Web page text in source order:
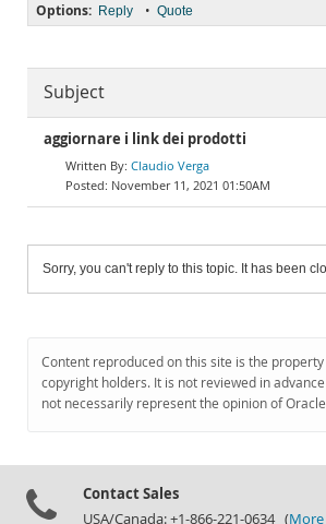
Options: Reply • Quote
Subject
aggiornare i link dei prodotti
Claudio Verga
November 11, 2021 01:50AM
Sorry, you can't reply to this topic. It has been
Content reproduced on this site is the
copyright holders. It is not reviewed in
not necessarily represent the opinion of
Contact Sales
USA/Canada: +1-866-221-0634 (